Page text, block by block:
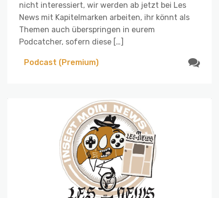
nicht interessiert, wir werden ab jetzt bei Les
News mit Kapitelmarken arbeiten, ihr könnt als
Themen auch überspringen in eurem
Podcatcher, sofern diese […]
Podcast (Premium)